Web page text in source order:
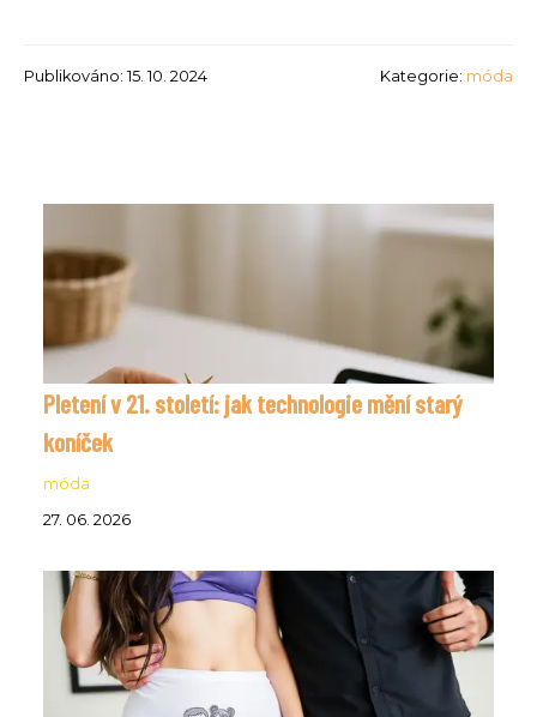
Publikováno: 15. 10. 2024 Kategorie: móda
Pletení v 21. století: jak technologie mění starý
koníček
móda
27. 06. 2026